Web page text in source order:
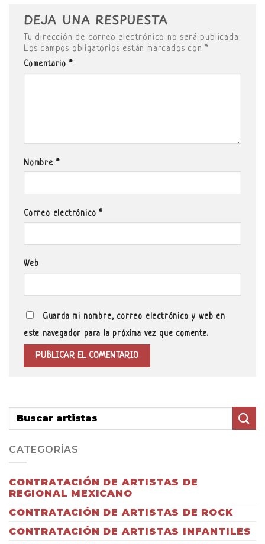
DEJA UNA RESPUESTA
Tu dirección de correo electrónico no será publicada.
Los campos obligatorios están marcados con*
Comentario *
Nombre *
Correo electrónico*
Web
Guarda mi nombre, correo electrónico y web en
este navegador para la próxima vez que comente.
CATEGORÍAS
CONTRATACIÓN DE ARTISTAS DE
REGIONAL MEXICANO
CONTRATACIÓN DE ARTISTAS DE ROCK
CONTRATACIÓN DE ARTISTAS INFANTILES